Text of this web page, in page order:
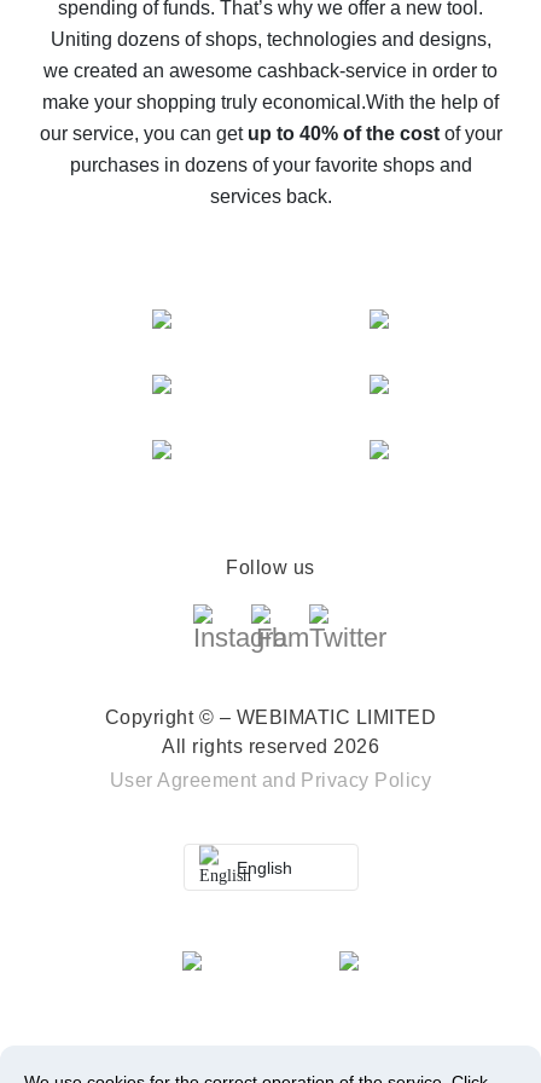
10% cash back on AliExpress - the impossible is
possible
The best cash back on AliExpress - how to find it
The best cash back service for AliExpress - let's
compare offers
spending of funds. That’s why we offer a new tool.
Uniting dozens of shops, technologies and designs,
we created an awesome cashback-service in order to
make your shopping truly economical.With the help of
our service, you can get up to 40% of the costof your
purchases in dozens of your favorite shops and
services back.
Follow us
Copyright © – WEBIMATIC LIMITED
All rights reserved 2026
User Agreement and Privacy Policy
English